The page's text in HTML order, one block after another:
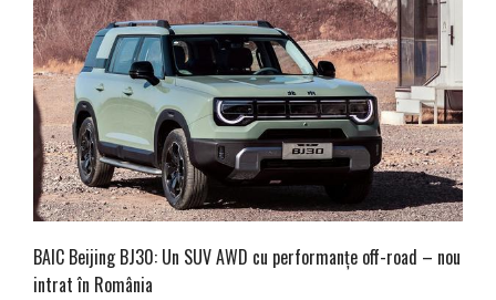
BAIC Beijing BJ30: Un SUV AWD cu performanțe off-road – nou
intrat în România